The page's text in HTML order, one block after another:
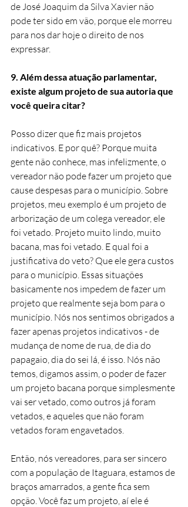
de José Joaquim da Silva Xavier não
pode ter sido em vão, porque ele morreu
para nos dar hoje o direito de nos
expressar.
9. Além dessa atuação parlamentar,
existe algum projeto de sua autoria que
você queira citar?
Posso dizer que fiz mais projetos
indicativos. E por quê? Porque muita
gente não conhece, mas infelizmente, o
vereador não pode fazer um projeto que
cause despesas para o município. Sobre
projetos, meu exemplo é um projeto de
arborização de um colega vereador, ele
foi vetado. Projeto muito lindo, muito
bacana, mas foi vetado. E qual foi a
justificativa do veto? Que ele gera custos
para o município. Essas situações
basicamente nos impedem de fazer um
projeto que realmente seja bom para o
município. Nós nos sentimos obrigados a
fazer apenas projetos indicativos - de
mudança de nome de rua, de dia do
papagaio, dia do sei lá, é isso. Nós não
temos, digamos assim, o poder de fazer
um projeto bacana porque simplesmente
vai ser vetado, como outros já foram
vetados, e aqueles que não foram
vetados foram engavetados.
Então, nós vereadores, para ser sincero
com a população de Itaguara, estamos de
braços amarrados, a gente fica sem
opção. Você faz um projeto, aí ele é